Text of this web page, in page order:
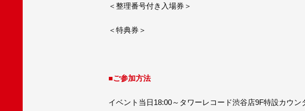
＜整理番号付き入場券＞
＜特典券＞
■ご参加方法
イベント当日18:00～タワーレコード渋谷店9F特設カウ